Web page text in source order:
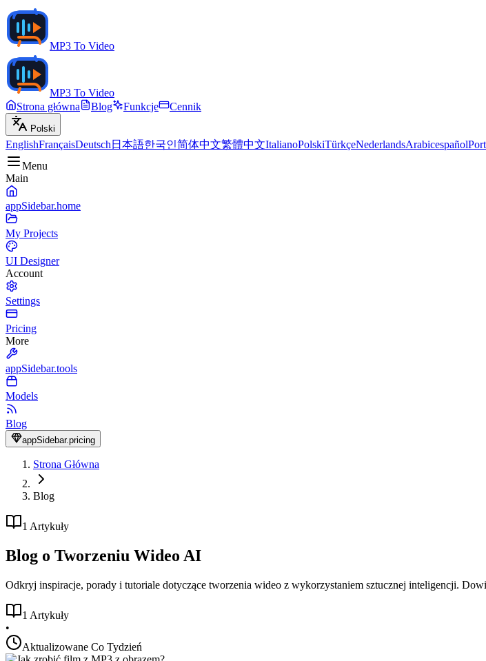
MP3 To Video
MP3 To Video
Strona główna
Blog Funkcje Cennik
Polski
EnglishFrançaisDeutsch 日本語한국인简体中文繁體中文ItalianoPolskiTürkçeNederlandsArabicespañol
Menu
Main
appSidebar.home
My Projects
UI Designer
Account
Settings
Pricing
More
appSidebar.tools
Models
Blog
appSidebar.pricing
Strona Główna
Blog
1 Artykuły
Blog o Tworzeniu Wideo AI
Odkryj inspiracje, porady i tutoriale dotyczące tworzenia wideo z wykorzystaniem sztucznej inteligencji.
1 Artykuły
•
Aktualizowane Co Tydzień